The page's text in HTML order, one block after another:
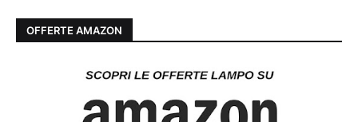
OFFERTE AMAZON